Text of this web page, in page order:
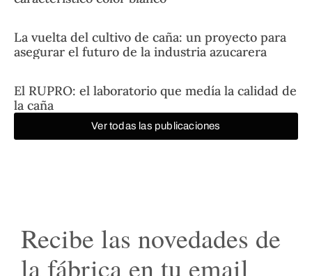
La vuelta del cultivo de caña: un proyecto para
asegurar el futuro de la industria azucarera
El RUPRO: el laboratorio que medía la calidad de
la caña
Ver todas las publicaciones
Recibe las novedades de
la fábrica en tu email